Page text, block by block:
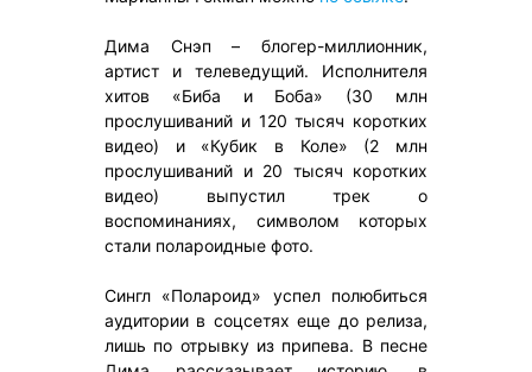
Дима Снэп – блогер-миллионник,
артист и телеведущий. Исполнителя
хитов «Биба и Боба» (30 млн
прослушиваний и 120 тысяч коротких
видео) и «Кубик в Коле» (2 млн
прослушиваний и 20 тысяч коротких
видео) выпустил трек о
воспоминаниях, символом которых
стали полароидные фото.
Сингл «Полароид» успел полюбиться
аудитории в соцсетях еще до релиза,
лишь по отрывку из припева. В песне